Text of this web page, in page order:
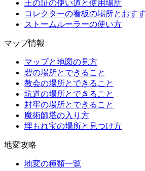
王の証の使い道と使用場所
コレクターの看板の場所とおす
ストームルーラーの使い方
マップ情報
マップと地図の見方
砦の場所とできること
教会の場所とできること
坑道の場所とできること
封牢の場所とできること
魔術師塔の入り方
埋もれ宝の場所と見つけ方
地変攻略
地変の種類一覧